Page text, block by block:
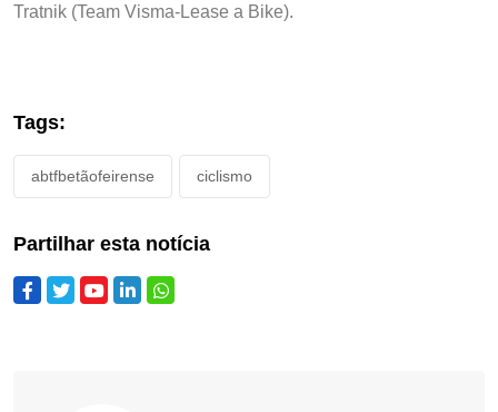
Tratnik (Team Visma-Lease a Bike).
Tags:
abtfbetãofeirense ciclismo
Partilhar esta notícia